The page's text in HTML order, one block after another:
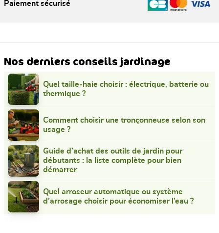
Paiement sécurisé
Nos derniers conseils jardinage
Quel taille-haie choisir : électrique, batterie ou
thermique ?
Comment choisir une tronçonneuse selon son
usage ?
Guide d’achat des outils de jardin pour
débutants : la liste complète pour bien
démarrer
Quel arroseur automatique ou système
d’arrosage choisir pour économiser l’eau ?